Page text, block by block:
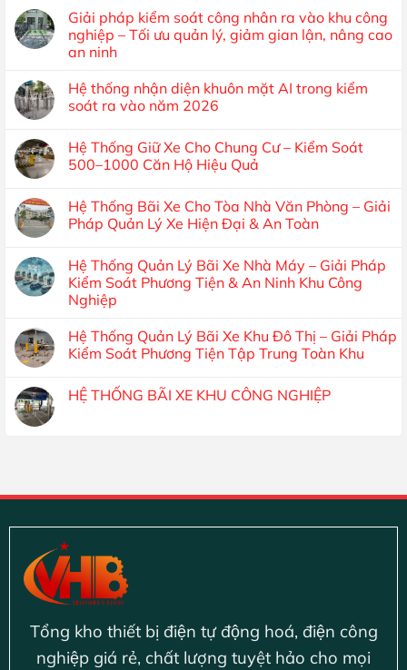
Giải pháp kiểm soát công nhân ra vào khu công
nghiệp – Tối ưu quản lý, giảm gian lận, nâng cao
an ninh
Hệ thống nhận diện khuôn mặt AI trong kiểm
soát ra vào năm 2026
Hệ Thống Giữ Xe Cho Chung Cư – Kiểm Soát
500–1000 Căn Hộ Hiệu Quả
Hệ Thống Bãi Xe Cho Tòa Nhà Văn Phòng – Giải
Pháp Quản Lý Xe Hiện Đại & An Toàn
Hệ Thống Quản Lý Bãi Xe Nhà Máy – Giải Pháp
Kiểm Soát Phương Tiện & An Ninh Khu Công
Nghiệp
Hệ Thống Quản Lý Bãi Xe Khu Đô Thị – Giải Pháp
Kiểm Soát Phương Tiện Tập Trung Toàn Khu
HỆ THỐNG BÃI XE KHU CÔNG NGHIỆP
Tổng kho thiết bị điện tự động hoá, điện công
nghiệp giá rẻ, chất lượng tuyệt hảo cho mọi